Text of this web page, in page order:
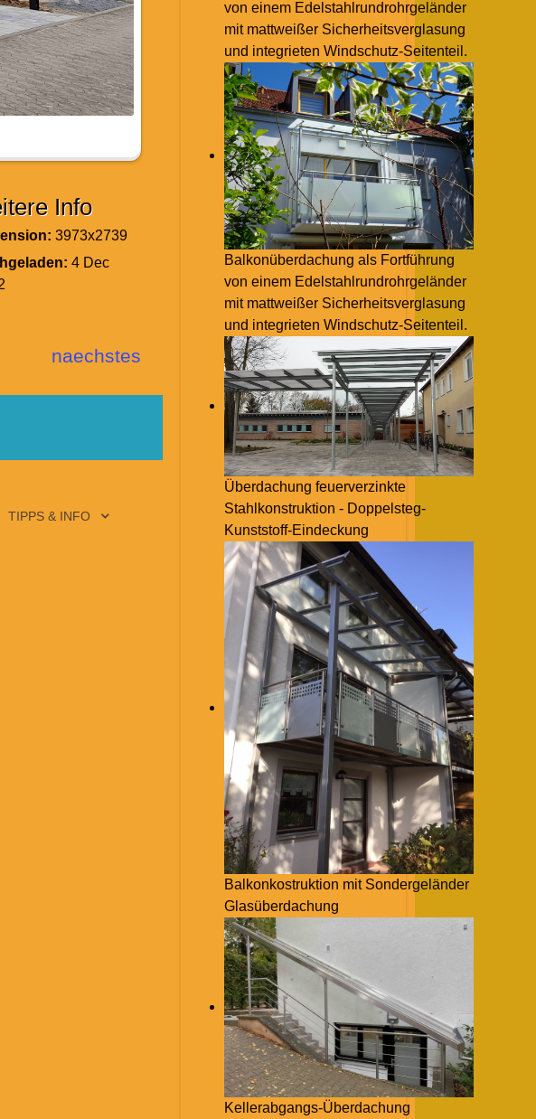
Info
3973x2739
4 Dec
naechstes
TIPPS & INFO
von einem Edelstahlrundrohrgeländer
mit mattweißer Sicherheitsverglasung
und integrieten Windschutz-Seitenteil.
Balkonüberdachung als Fortführung
von einem Edelstahlrundrohrgeländer
mit mattweißer Sicherheitsverglasung
und integrieten Windschutz-Seitenteil.
Überdachung feuerverzinkte
Stahlkonstruktion - Doppelsteg-
Kunststoff-Eindeckung
Balkonkostruktion mit Sondergeländer
Glasüberdachung
Kellerabgangs-Überdachung